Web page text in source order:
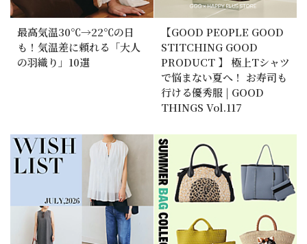
最高気温30℃→22℃の日
も！気温差に頼れる「大人
の羽織り」10選
【GOOD PEOPLE GOOD
STITCHING GOOD
PRODUCT 】 極上Tシャツ
で悩まない夏へ！ お寿司も
行ける優秀服 | GOOD
THINGS Vol.117